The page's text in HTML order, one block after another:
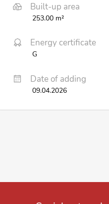
Built-up area
253.00 m²
Energy certificate
G
Date of adding
09.04.2026